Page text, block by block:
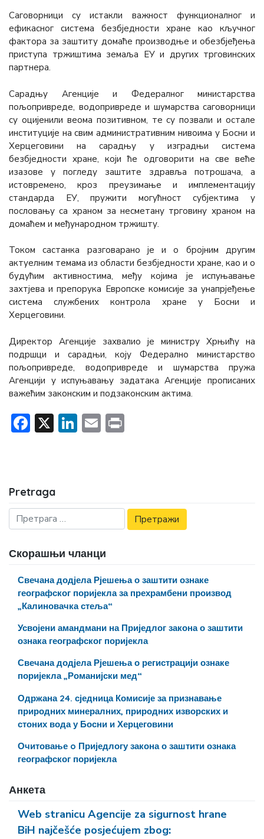
Саговорници су истакли важност функционалног и
ефикасног система безбједности хране као кључног
фактора за заштиту домаће производње и обезбјеђења
приступа тржиштима земаља ЕУ и других трговинских
партнера.
Сарадњу Агенције и Федералног министарства
пољопривреде, водопривреде и шумарства саговорници
су оцијенили веома позитивном, те су позвали и остале
институције на свим административним нивоима у Босни и
Херцеговини на сарадњу у изградњи система
безбједности хране, који ће одговорити на све веће
изазове у погледу заштите здравља потрошача, а
истовремено, кроз преузимање и имплементацију
стандарда ЕУ, пружити могућност субјектима у
пословању са храном за несметану трговину храном на
домаћем и међународном тржишту.
Током састанка разговарано је и о бројним другим
актуелним темама из области безбједности хране, као и о
будућим активностима, међу којима је испуњавање
захтјева и препорука Европске комисије за унапрјеђење
система службених контрола хране у Босни и
Херцеговини.
Директор Агенције захвалио је министру Хрњићу на
подршци и сарадњи, коју Федерално министарство
пољопривреде, водопривреде и шумарства пружа
Агенцији у испуњавању задатака Агенције прописаних
важећим законским и подзаконским актима.
Facebook
X LinkedIn
Email
Pretraga
Скорашњи чланци
Свечана додјела Рјешења о заштити ознаке
географског поријекла за прехрамбени производ
„Калиновачка стеља“
Усвојени амандмани на Приједлог закона о заштити
ознака географског поријекла
Свечана додјела Рјешења о регистрацији ознаке
поријекла „Романијски мед“
Одржана 24. сједница Комисије за признавање
природних минералних, природних изворских и
стоних вода у Босни и Херцеговини
Очитовање o Приједлогу закона о заштити ознака
географског поријекла
Анкета
Web stranicu Agencije za sigurnost hrane
BiH najčešće posjećujem zbog: